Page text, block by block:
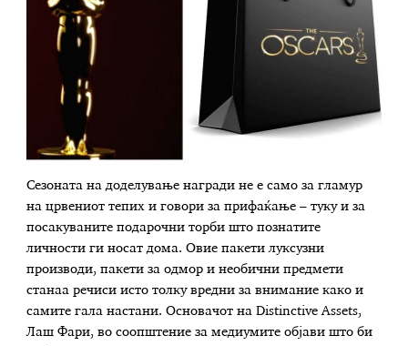
Сезоната на доделување награди не е само за гламур
на црвениот тепих и говори за прифаќање – туку и за
посакуваните подарочни торби што познатите
личности ги носат дома. Овие пакети луксузни
производи, пакети за одмор и необични предмети
станаа речиси исто толку вредни за внимание како и
самите гала настани. Основачот на Distinctive Assets,
Лаш Фари, во соопштение за медиумите објави што би